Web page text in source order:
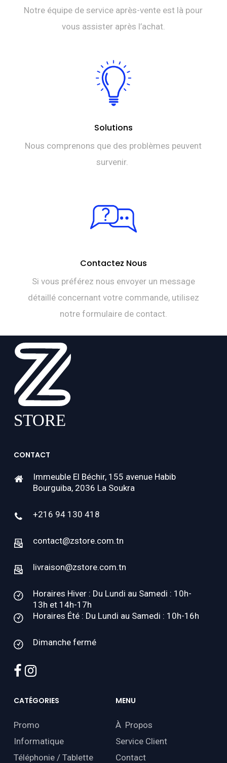
Notre équipe de service après-vente est là pour
vous assister après l’achat.
Solutions
Nous comprenons que des problèmes peuvent
survenir.
Contactez Nous
Si vous préférez nous envoyer un message
détaillé concernant votre commande, utilisez
notre formulaire de contact.
CONTACT
Immeuble El Béchir, 155 avenue Habib
Bourguiba, 2036 La Soukra
+216 94 130 418
contact@zstore.com.tn
livraison@zstore.com.tn
Horaires Hiver : Du Lundi au Samedi : 10h-
13h et 14h-17h
Horaires Été : Du Lundi au Samedi : 10h-16h
Dimanche fermé
facebook
instagram
CATÉGORIES
Promo
Informatique
Téléphonie / Tablette
MENU
À Propos
Service Client
Contact